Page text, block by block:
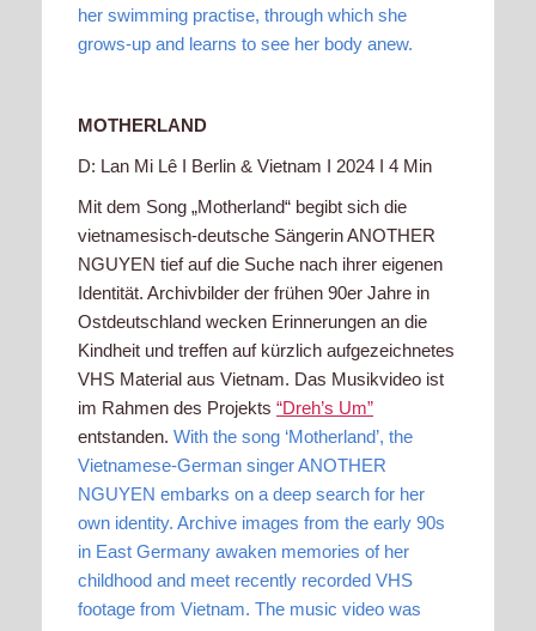
her swimming practise, through which she
grows-up and learns to see her body anew.
MOTHERLAND
D: Lan Mi Lê I Berlin & Vietnam I 2024 I 4 Min
Mit dem Song „Motherland“ begibt sich die
vietnamesisch-deutsche Sängerin ANOTHER
NGUYEN tief auf die Suche nach ihrer eigenen
Identität. Archivbilder der frühen 90er Jahre in
Ostdeutschland wecken Erinnerungen an die
Kindheit und treffen auf kürzlich aufgezeichnetes
VHS Material aus Vietnam. Das Musikvideo ist
im Rahmen des Projekts “Dreh’s Um”
entstanden. With the song ‘Motherland’, the
Vietnamese-German singer ANOTHER
NGUYEN embarks on a deep search for her
own identity. Archive images from the early 90s
in East Germany awaken memories of her
childhood and meet recently recorded VHS
footage from Vietnam. The music video was